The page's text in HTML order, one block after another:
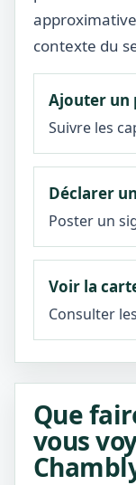
contexte du
Ajouter un
Suivre les
Déclarer
Poster un
Voir la
Consulter
Que
vous